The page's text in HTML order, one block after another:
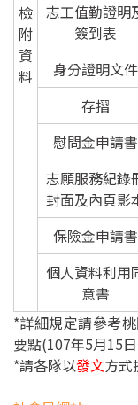
自動連續監測
總量管制
畜牧糞尿資源化
影片專區
環保許可整合
最新消息
宣導說明會
檔案下載
檢
附
資
料
志工值勤證明
簽到表
身分證明文件
存摺
慰問金申請書
志願服務紀錄
封面及內頁影
保險金申請書
個人資料利用
意書
*詳細規定請參考
要點(107年5月15
*請各隊以發文方式